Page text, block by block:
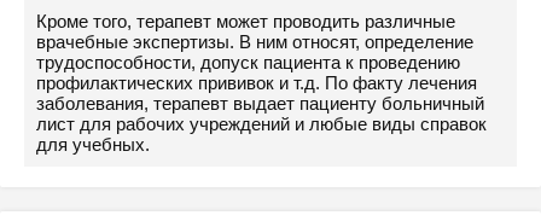
Кроме того, терапевт может проводить различные
врачебные экспертизы. В ним относят, определение
трудоспособности, допуск пациента к проведению
профилактических прививок и т.д. По факту лечения
заболевания, терапевт выдает пациенту больничный
лист для рабочих учреждений и любые виды справок
для учебных.